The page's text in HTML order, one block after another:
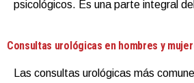
psicológicos. Es una parte integral
Consultas urológicas en hombres y
Las consultas urológicas más